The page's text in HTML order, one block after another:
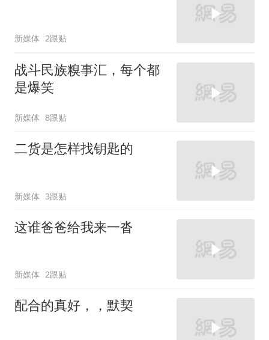
新媒体 2跟贴
战斗民族糗事汇，每个都
是爆笑
新媒体 8跟贴
二货是怎样找钥匙的
新媒体 3跟贴
这谁爸爸给我来一沓
新媒体 2跟贴
配合的真好，，默契